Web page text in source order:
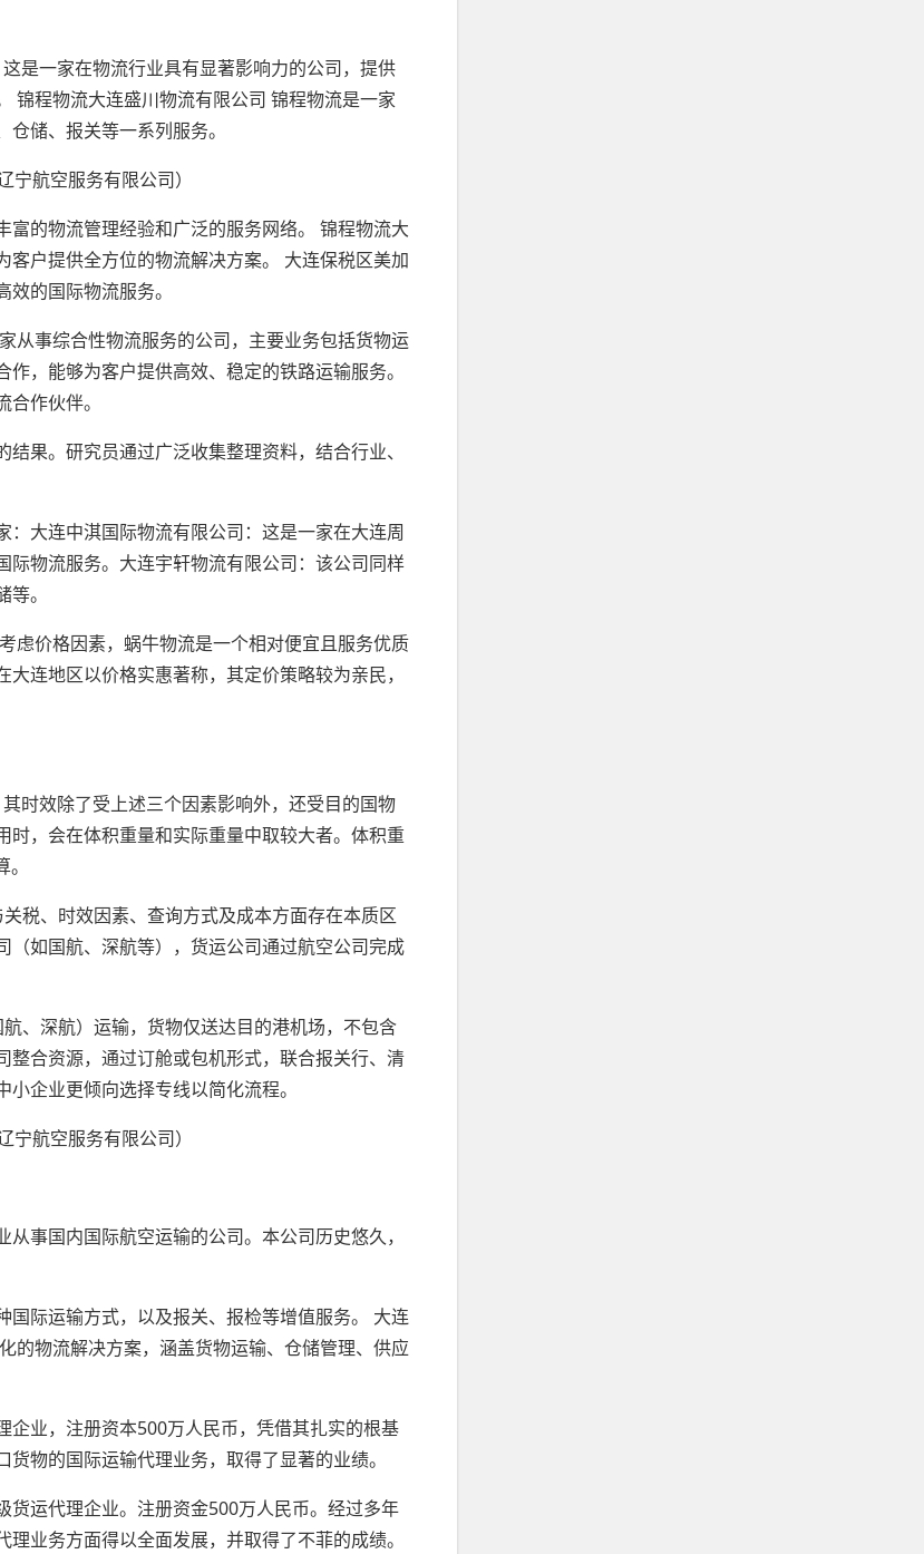
是一家在物流行业具有显著影响力的公司，提供
锦程物流大连盛川物流有限公司 锦程物流是一家
储、报关等一系列服务。
的物流管理经验和广泛的服务网络。 锦程物流大
户提供全方位的物流解决方案。 大连保税区美加
的国际物流服务。
从事综合性物流服务的公司，主要业务包括货物运
，能够为客户提供高效、稳定的铁路运输服务。
作伙伴。
果。研究员通过广泛收集整理资料，结合行业、
大连中淇国际物流有限公司：这是一家在大连周
物流服务。大连宇轩物流有限公司：该公司同样
。
虑价格因素，蜗牛物流是一个相对便宜且服务优质
连地区以价格实惠著称，其定价策略较为亲民，
时效除了受上述三个因素影响外，还受目的国物
，会在体积重量和实际重量中取较大者。体积重
税、时效因素、查询方式及成本方面存在本质区
如国航、深航等），货运公司通过航空公司完成
、深航）运输，货物仅送达目的港机场，不包含
合资源，通过订舱或包机形式，联合报关行、清
企业更倾向选择专线以简化流程。
事国内国际航空运输的公司。本公司历史悠久，
际运输方式，以及报关、报检等增值服务。 大连
的物流解决方案，涵盖货物运输、仓储管理、供应
业，注册资本500万人民币，凭借其扎实的根基
物的国际运输代理业务，取得了显著的业绩。
运代理企业。注册资金500万人民币。经过多年
业务方面得以全面发展，并取得了不菲的成绩。